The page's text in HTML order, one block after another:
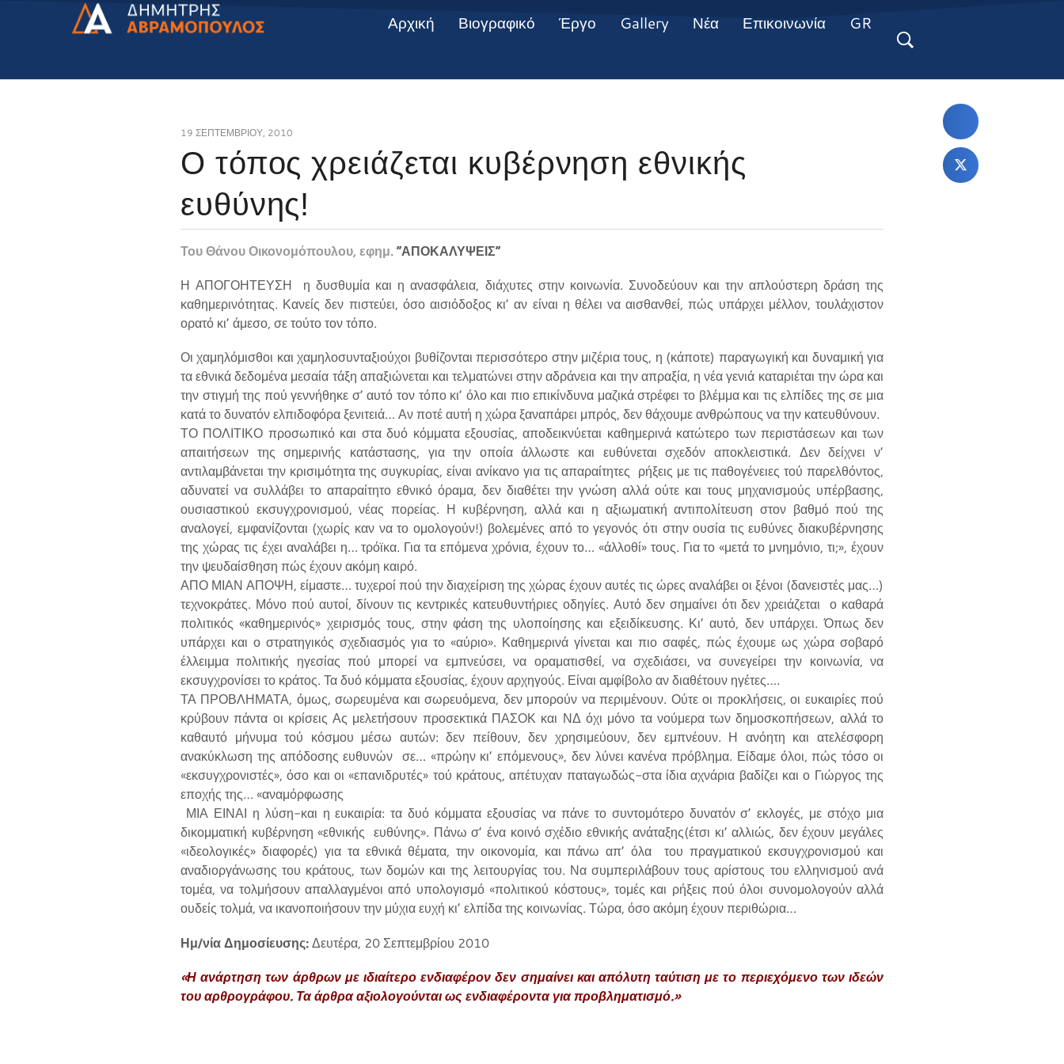
Αρχική Βιογραφικό Έργο Gallery Νέα Επικοινωνία GR
19 ΣΕΠΤΕΜΒΡΊΟΥ, 2010
Ο τόπος χρειάζεται κυβέρνηση εθνικής
ευθύνης!
Του Θάνου Οικονομόπουλου, εφημ.”ΑΠΟΚΑΛΥΨΕΙΣ”
Η ΑΠΟΓΟΗΤΕΥΣΗ η δυσθυμία και η ανασφάλεια, διάχυτες στην κοινωνία. Συνοδεύουν και την απλούστερη δράση της
καθημερινότητας. Κανείς δεν πιστεύει, όσο αισιόδοξος κι’ αν είναι η θέλει να αισθανθεί, πώς υπάρχει μέλλον, τουλάχιστον
ορατό κι’ άμεσο, σε τούτο τον τόπο.
Οι χαμηλόμισθοι και χαμηλοσυνταξιούχοι βυθίζονται περισσότερο στην μιζέρια τους, η (κάποτε) παραγωγική και δυναμική για
τα εθνικά δεδομένα μεσαία τάξη απαξιώνεται και τελματώνει στην αδράνεια και την απραξία, η νέα γενιά καταριέται την ώρα και
την στιγμή της πού γεννήθηκε σ’ αυτό τον τόπο κι’ όλο και πιο επικίνδυνα μαζικά στρέφει το βλέμμα και τις ελπίδες της σε μια
κατά το δυνατόν ελπιδοφόρα ξενιτειά… Αν ποτέ αυτή η χώρα ξαναπάρει μπρός, δεν θάχουμε ανθρώπους να την κατευθύνουν.
ΤΟ ΠΟΛΙΤΙΚΟ προσωπικό και στα δυό κόμματα εξουσίας, αποδεικνύεται καθημερινά κατώτερο των περιστάσεων και των
απαιτήσεων της σημερινής κατάστασης, για την οποία άλλωστε και ευθύνεται σχεδόν αποκλειστικά. Δεν δείχνει ν’
αντιλαμβάνεται την κρισιμότητα της συγκυρίας, είναι ανίκανο για τις απαραίτητες ρήξεις με τις παθογένειες τού παρελθόντος,
αδυνατεί να συλλάβει το απαραίτητο εθνικό όραμα, δεν διαθέτει την γνώση αλλά ούτε και τους μηχανισμούς υπέρβασης,
ουσιαστικού εκσυγχρονισμού, νέας πορείας. Η κυβέρνηση, αλλά και η αξιωματική αντιπολίτευση στον βαθμό πού της
αναλογεί, εμφανίζονται (χωρίς καν να το ομολογούν!) βολεμένες από το γεγονός ότι στην ουσία τις ευθύνες διακυβέρνησης
της χώρας τις έχει αναλάβει η… τρόϊκα. Για τα επόμενα χρόνια, έχουν το… «άλλοθί» τους. Για το «μετά το μνημόνιο, τι;», έχουν
την ψευδαίσθηση πώς έχουν ακόμη καιρό.
ΑΠΟ ΜΙΑΝ ΑΠΟΨΗ, είμαστε… τυχεροί πού την διαχείριση της χώρας έχουν αυτές τις ώρες αναλάβει οι ξένοι (δανειστές μας…)
τεχνοκράτες. Μόνο πού αυτοί, δίνουν τις κεντρικές κατευθυντήριες οδηγίες. Αυτό δεν σημαίνει ότι δεν χρειάζεται ο καθαρά
πολιτικός «καθημερινός» χειρισμός τους, στην φάση της υλοποίησης και εξειδίκευσης. Κι’ αυτό, δεν υπάρχει. Όπως δεν
υπάρχει και ο στρατηγικός σχεδιασμός για το «αύριο». Καθημερινά γίνεται και πιο σαφές, πώς έχουμε ως χώρα σοβαρό
έλλειμμα πολιτικής ηγεσίας πού μπορεί να εμπνεύσει, να οραματισθεί, να σχεδιάσει, να συνεγείρει την κοινωνία, να
εκσυγχρονίσει το κράτος. Τα δυό κόμματα εξουσίας, έχουν αρχηγούς. Είναι αμφίβολο αν διαθέτουν ηγέτες….
ΤΑ ΠΡΟΒΛΗΜΑΤΑ, όμως, σωρευμένα και σωρευόμενα, δεν μπορούν να περιμένουν. Ούτε οι προκλήσεις, οι ευκαιρίες πού
κρύβουν πάντα οι κρίσεις Ας μελετήσουν προσεκτικά ΠΑΣΟΚ και ΝΔ όχι μόνο τα νούμερα των δημοσκοπήσεων, αλλά το
καθαυτό μήνυμα τού κόσμου μέσω αυτών: δεν πείθουν, δεν χρησιμεύουν, δεν εμπνέουν. Η ανόητη και ατελέσφορη
ανακύκλωση της απόδοσης ευθυνών σε… «πρώην κι’ επόμενους», δεν λύνει κανένα πρόβλημα. Είδαμε όλοι, πώς τόσο οι
«εκσυγχρονιστές», όσο και οι «επανιδρυτές» τού κράτους, απέτυχαν παταγωδώς-στα ίδια αχνάρια βαδίζει και ο Γιώργος της
εποχής της… «αναμόρφωσης
ΜΙΑ ΕΙΝΑΙ η λύση-και η ευκαιρία: τα δυό κόμματα εξουσίας να πάνε το συντομότερο δυνατόν σ’ εκλογές, με στόχο μια
δικομματική κυβέρνηση «εθνικής ευθύνης». Πάνω σ’ ένα κοινό σχέδιο εθνικής ανάταξης(έτσι κι’ αλλιώς, δεν έχουν μεγάλες
«ιδεολογικές» διαφορές) για τα εθνικά θέματα, την οικονομία, και πάνω απ’ όλα του πραγματικού εκσυγχρονισμού και
αναδιοργάνωσης του κράτους, των δομών και της λειτουργίας του. Να συμπεριλάβουν τους αρίστους του ελληνισμού ανά
τομέα, να τολμήσουν απαλλαγμένοι από υπολογισμό «πολιτικού κόστους», τομές και ρήξεις πού όλοι συνομολογούν αλλά
ουδείς τολμά, να ικανοποιήσουν την μύχια ευχή κι’ ελπίδα της κοινωνίας. Τώρα, όσο ακόμη έχουν περιθώρια…
Ημ/νία Δημοσίευσης:Δευτέρα, 20 Σεπτεμβρίου 2010
«Η ανάρτηση των άρθρων με ιδιαίτερο ενδιαφέρον δεν σημαίνει και απόλυτη ταύτιση με το περιεχόμενο των ιδεών
του αρθρογράφου. Τα άρθρα αξιολογούνται ως ενδιαφέροντα για προβληματισμό.»